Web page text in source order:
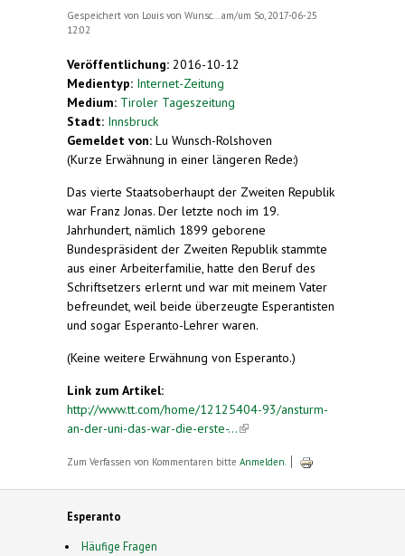
Gespeichert von Louis von Wunsc...
am/um So, 2017-06-25
12:02
Veröffentlichung: 2016-10-12
Medientyp: Internet-Zeitung
Medium: Tiroler Tageszeitung
Stadt: Innsbruck
Gemeldet von: Lu Wunsch-Rolshoven
(Kurze Erwähnung in einer längeren Rede:)
Das vierte Staatsoberhaupt der Zweiten Republik
war Franz Jonas. Der letzte noch im 19.
Jahrhundert, nämlich 1899 geborene
Bundespräsident der Zweiten Republik stammte
aus einer Arbeiterfamilie, hatte den Beruf des
Schriftsetzers erlernt und war mit meinem Vater
befreundet, weil beide überzeugte Esperantisten
und sogar Esperanto-Lehrer waren.
(Keine weitere Erwähnung von Esperanto.)
Link zum Artikel:
http://www.tt.com/home/12125404-93/ansturm-
an-der-uni-das-war-die-erste-...(link is external)
Zum Verfassen von Kommentaren bitte Anmelden
Esperanto
Häufige Fragen